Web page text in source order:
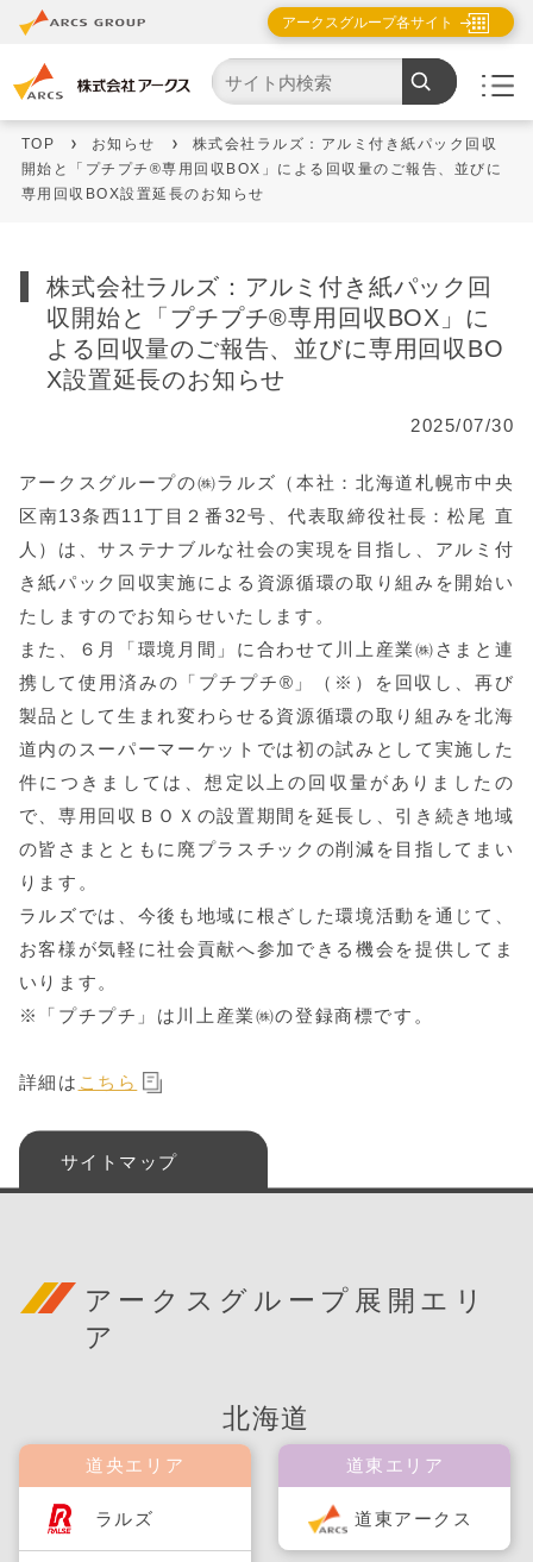
アークスグループ各サイト
TOP お知らせ
株式会社ラルズ：アルミ付き紙パック回収
開始と「プチプチ®専用回収BOX」による回収量のご報告、並びに
専用回収BOX設置延長のお知らせ
株式会社ラルズ：アルミ付き紙パック回
収開始と「プチプチ®専用回収BOX」に
よる回収量のご報告、並びに専用回収BO
X設置延長のお知らせ
2025/07/30
アークスグループの㈱ラルズ（本社：北海道札幌市中央
区南13条西11丁目２番32号、代表取締役社長：松尾 直
人）は、サステナブルな社会の実現を目指し、アルミ付
き紙パック回収実施による資源循環の取り組みを開始い
たしますのでお知らせいたします。
また、６月「環境月間」に合わせて川上産業㈱さまと連
携して使用済みの「プチプチ®」（※）を回収し、再び
製品として生まれ変わらせる資源循環の取り組みを北海
道内のスーパーマーケットでは初の試みとして実施した
件につきましては、想定以上の回収量がありましたの
で、専用回収ＢＯＸの設置期間を延長し、引き続き地域
の皆さまとともに廃プラスチックの削減を目指してまい
ります。
ラルズでは、今後も地域に根ざした環境活動を通じて、
お客様が気軽に社会貢献へ参加できる機会を提供してま
いります。
※「プチプチ」は川上産業㈱の登録商標です。
詳細は こちら
サイトマップ
アークスグループ展開エリ
ア
北海道
道央エリア
ラルズ
道東エリア
道東アークス